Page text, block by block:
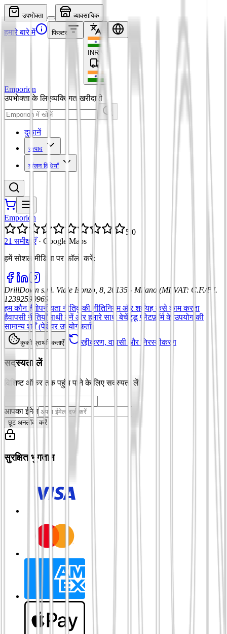
उपभोक्ता व्यावसायिक
हमारे बारे में फिल्टर
INR
Emporion
उपभोक्ता के लिएव्यक्तिगत खरीदारी
दुकानें
उत्पाद
व्यंजन विधियाँ
Emporion
5.0
21 समीक्षाएँ · Google Maps
हमें सोशल मीडिया पर फॉलो करें:
DrillDown s.r.l. Viale Isonzo, 8, 20135 - Milano (MI) VAT: C.F./P.I.
12392590969
हम कौन हैं गोपनीयता नीतिकुकी नीतिनियम और शर्तेंयह कैसे काम करता
हैवापसी नीतियाँसाथी बनें और हमारे साथ बेचें टुडू प्लेटफ़ॉर्म के उपयोग की
सामान्य शर्तें (पेशेवर उपयोगकर्ता)
कुकी प्राथमिकताएँ रद्दीकरण, वापसी और निरस्तीकरण
सदस्यता लें
विशिष्ट ऑफ़र तक पहुंच पाने के लिए सदस्यता लें
आपका ईमेल
छूट अनलॉक करें
सुरक्षित भुगतान